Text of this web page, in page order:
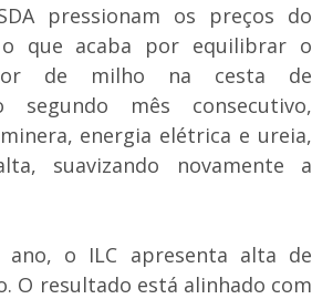
pressionam os preços do
que acaba por equilibrar o
de milho na cesta de
segundo mês consecutivo,
energia elétrica e ureia,
suavizando novamente a
ano, o ILC apresenta alta de
O resultado está alinhado com